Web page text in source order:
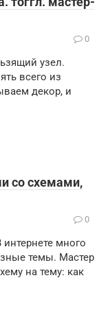
0
узел.
всего из
декор, и
со схемами,
0
много
темы. Мастер
на тему: как